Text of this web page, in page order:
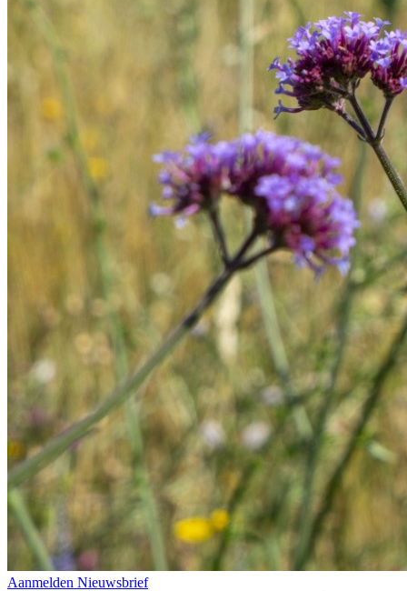
Aanmelden Nieuwsbrief